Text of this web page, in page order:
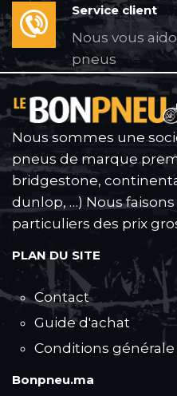
Service client
Nous vous
pneus
Nous sommes une
pneus de marque
bridgestone,
dunlop, …) Nous
particuliers des prix
PLAN DU SITE
Contact
Guide d'achat
Conditions
Bonpneu.ma